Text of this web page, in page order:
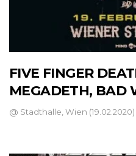
FIVE FINGER
MEGADETH, BAD
@ Stadthalle, Wien (19.02.2020)